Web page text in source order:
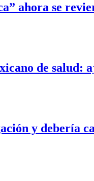
ahora se
de salud:
y debería